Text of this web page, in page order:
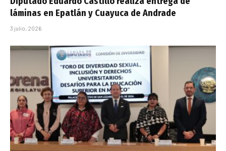
láminas en Epatlán y Cuayuca de Andrade
3 julio, 2026